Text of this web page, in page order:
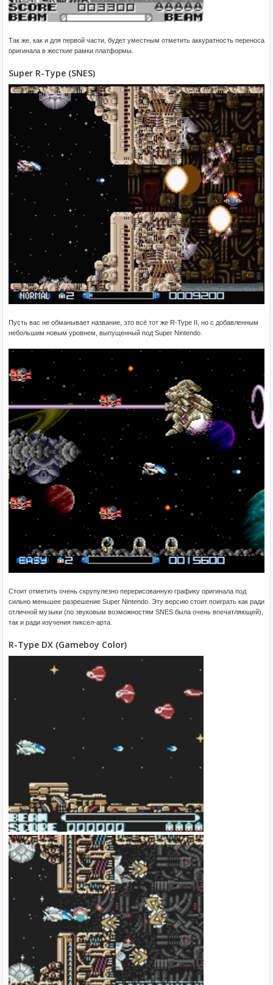
Так же, как и для первой части, будет уместным отметить аккуратность переноса
оригинала в жесткие рамки платформы.
Super R-Type (SNES)
Пусть вас не обманывает название, это всё тот же R-Type II, но с добавленным
небольшим новым уровнем, выпущенный под Super Nintendo.
Стоит отметить очень скрупулезно перерисованную графику оригинала под
сильно меньшее разрешение Super Nintendo. Эту версию стоит поиграть как ради
отличной музыки (по звуковым возможностям SNES была очень впечатляющей),
так и ради изучения пиксел-арта.
R-Type DX (Gameboy Color)